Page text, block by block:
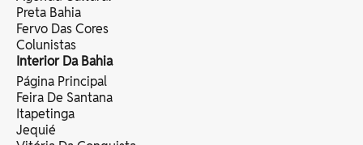
Preta Bahia
Fervo Das Cores
Colunistas
Interior Da Bahia
Página Principal
Feira De Santana
Itapetinga
Jequié